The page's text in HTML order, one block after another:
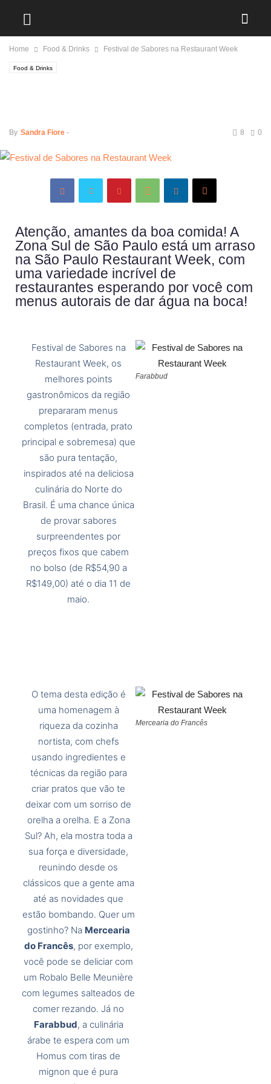
Home Food & Drinks Festival de Sabores na Restaurant Week
Food & Drinks
By Sandra Fiore - 0
8
Atenção, amantes da boa comida! A
Zona Sul de São Paulo está um arraso
na São Paulo Restaurant Week, com
uma variedade incrível de
restaurantes esperando por você com
menus autorais de dar água na boca!
Farabbud
Festival de Sabores na
Restaurant Week, os
melhores points
gastronômicos da região
prepararam menus
completos (entrada, prato
principal e sobremesa) que
são pura tentação,
inspirados até na deliciosa
culinária do Norte do
Brasil. É uma chance única
de provar sabores
surpreendentes por
preços fixos que cabem
no bolso (de R$54,90 a
R$149,00) até o dia 11 de
maio.
O tema desta edição é
uma homenagem à
riqueza da cozinha
nortista, com chefs
usando ingredientes e
técnicas da região para
criar pratos que vão te
deixar com um sorriso de
orelha a orelha. E a Zona
Sul? Ah, ela mostra toda a
sua força e diversidade,
reunindo desde os
clássicos que a gente ama
até as novidades que
estão bombando. Quer um
gostinho? Na Mercearia
do Francês, por exemplo,
você pode se deliciar com
um Robalo Belle Meunière
com legumes salteados de
comer rezando. Já no
Farabbud, a culinária
árabe te espera com um
Homus com tiras de
mignon que é pura
Mercearia do Francês